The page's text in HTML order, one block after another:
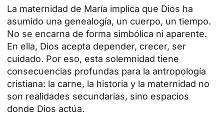
La maternidad de María implica que Dios ha
asumido una genealogía, un cuerpo, un tiempo.
No se encarna de forma simbólica ni aparente.
En ella, Dios acepta depender, crecer, ser
cuidado. Por eso, esta solemnidad tiene
consecuencias profundas para la antropología
cristiana: la carne, la historia y la maternidad no
son realidades secundarias, sino espacios
donde Dios actúa.